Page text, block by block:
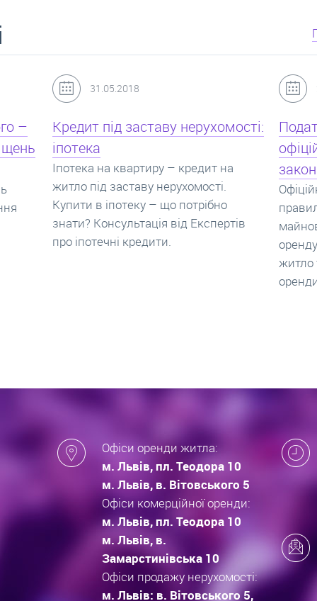
24.07.2017
Податок з оренди квартири,
офіційний договір оренди та
законна здача житла
Офіційно здати квартиру в найм. Як
правильно укладати договір
майнового найму, який податок за
оренду квартири. Законно здати
ціни
Офіси оренди житла:
м. Львів, пл. Теодора 10
м. Львів, в. Вітовського 5
Офіси комерційної оренди:
м. Львів, пл. Теодора 10
м. Львів, в.
Замарстинівська 10
Офіси продажу нерухомості:
м. Львів: в. Вітовського 5,